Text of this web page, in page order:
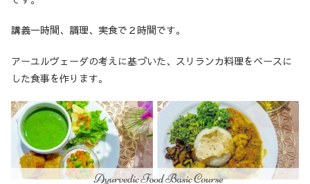
講義一時間、調理、実食で２時間です。
アーユルヴェーダの考えに基づいた、スリランカ料理をベースに
した食事を作ります。